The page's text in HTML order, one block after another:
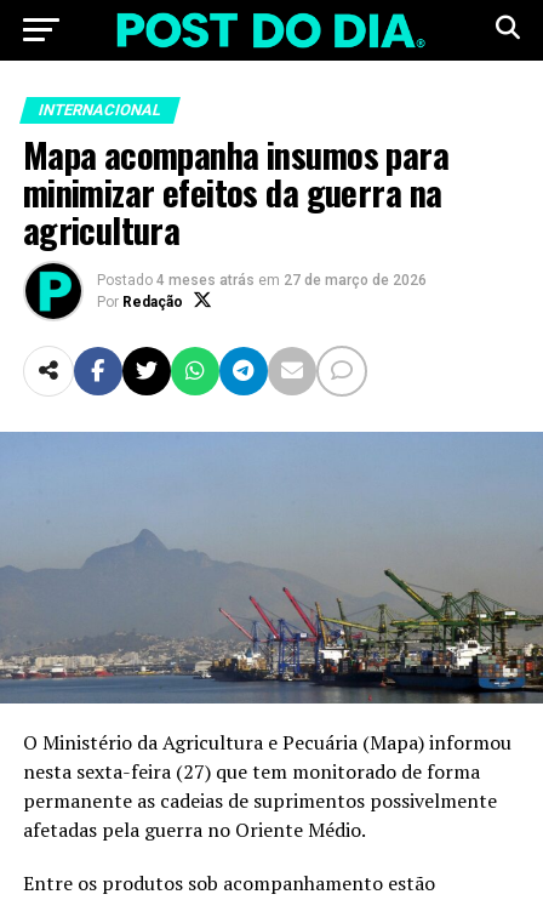
INTERNACIONAL
Mapa acompanha insumos para
minimizar efeitos da guerra na
agricultura
Postado 4 meses atrás em 27 de março de 2026
Por Redação
O Ministério da Agricultura e Pecuária (Mapa) informou
nesta sexta-feira (27) que tem monitorado de forma
permanente as cadeias de suprimentos possivelmente
afetadas pela guerra no Oriente Médio.
Entre os produtos sob acompanhamento estão